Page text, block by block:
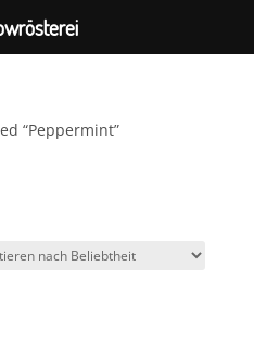
“Peppermint”